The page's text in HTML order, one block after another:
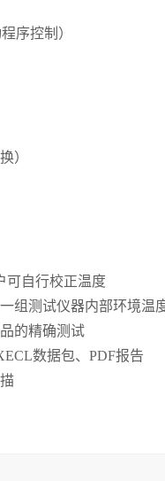
序控制）
）
可自行校正温度
组测试仪器内部环境温
的精确测试
数据包、PDF报告